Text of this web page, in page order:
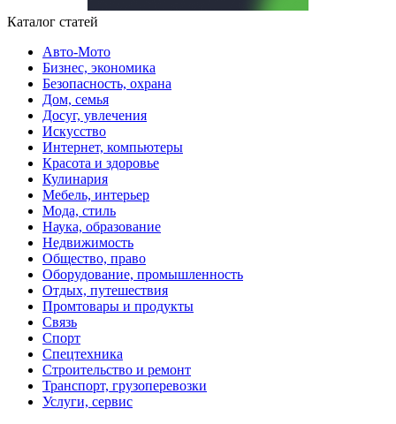
Каталог статей
Авто-Мото
Бизнес, экономика
Безопасность, охрана
Дом, семья
Досуг, увлечения
Искусство
Интернет, компьютеры
Красота и здоровье
Кулинария
Мебель, интерьер
Мода, стиль
Наука, образование
Недвижимость
Общество, право
Оборудование, промышленность
Отдых, путешествия
Промтовары и продукты
Связь
Спорт
Спецтехника
Строительство и ремонт
Транспорт, грузоперевозки
Услуги, сервис